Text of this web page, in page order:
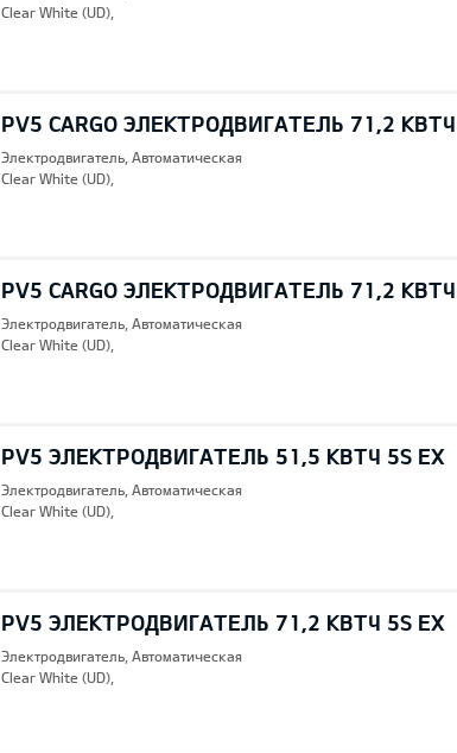
Clear White (UD),
PV5 CARGO ЭЛЕКТРОДВИГАТЕЛЬ 71,2
Электродвигатель, Автоматическая
Clear White (UD),
PV5 CARGO ЭЛЕКТРОДВИГАТЕЛЬ 71,2
Электродвигатель, Автоматическая
Clear White (UD),
PV5 ЭЛЕКТРОДВИГАТЕЛЬ 51,5 КВТЧ 5S EX
Электродвигатель, Автоматическая
Clear White (UD),
PV5 ЭЛЕКТРОДВИГАТЕЛЬ 71,2 КВТЧ 5S EX
Электродвигатель, Автоматическая
Clear White (UD),